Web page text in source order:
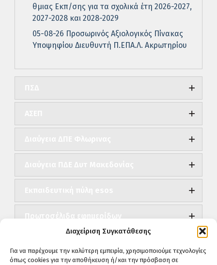
Διαχείριση Συγκατάθεσης
Για να παρέχουμε την καλύτερη εμπειρία, χρησιμοποιούμε τεχνολογίες
όπως cookies για την αποθήκευση ή/και την πρόσβαση σε
θμιας Εκπ/σης για τα σχολικά έτη 2026-2027,
2027-2028 και 2028-2029
05-08-26 Προσωρινός Αξιολογικός Πίνακας
Υποψηφίου Διευθυντή Π.ΕΠΑ.Λ. Ακρωτηρίου
Πρωτοσέλιδα εφημερίδων